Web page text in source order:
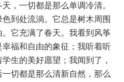
一切都是那么单调冷清。
到处流淌。它总是树木周围
它充满了春天。我看到风筝
福和自由的象征；我听着听
生的美好愿望；我闻到了，
切都是那么清新自然，那么